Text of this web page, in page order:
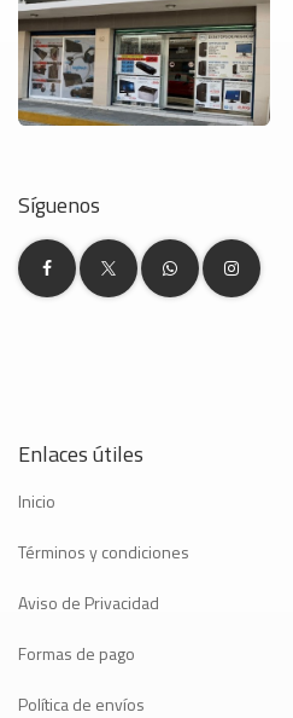
Síguenos
Enlaces útiles
Inicio
Términos y condiciones
Aviso de Privacidad
Formas de pago
Política de envíos